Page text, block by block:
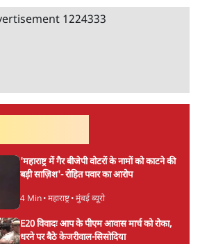
1224333
'महाराष्ट्र में गैर बीजेपी वोटरों के नामों को काटने की
बड़ी साज़िश'- रोहित पवार का आरोप
4 Min• महाराष्ट्र• मुंबई ब्यूरो
E20 विवादः आप के पीएम आवास मार्च को रोका,
धरने पर बैठे केजरीवाल-सिसोदिया